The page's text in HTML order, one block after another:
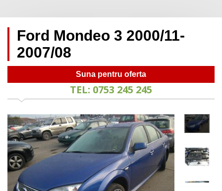
Ford Mondeo 3 2000/11-
2007/08
Suna pentru oferta
TEL: 0753 245 245